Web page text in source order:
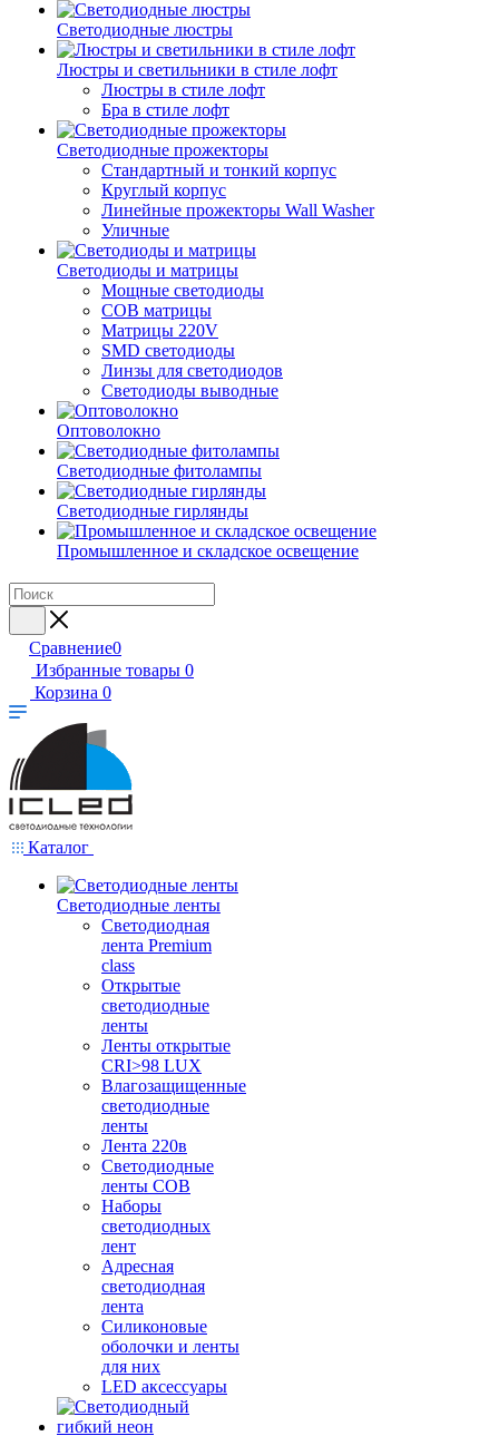
Светодиодные люстры
Люстры и светильники в стиле лофт
Люстры в стиле лофт
Бра в стиле лофт
Светодиодные прожекторы
Стандартный и тонкий корпус
Круглый корпус
Линейные прожекторы Wall Washer
Уличные
Светодиоды и матрицы
Мощные светодиоды
COB матрицы
Матрицы 220V
SMD светодиоды
Линзы для светодиодов
Светодиоды выводные
Оптоволокно
Светодиодные фитолампы
Светодиодные гирлянды
Промышленное и складское освещение
Сравнение0
Избранные товары 0
Корзина 0
Каталог
Светодиодные ленты
Светодиодная
лента Premium
class
Открытые
светодиодные
ленты
Ленты открытые
CRI>98 LUX
Влагозащищенные
светодиодные
ленты
Лента 220в
Светодиодные
ленты COB
Наборы
светодиодных
лент
Адресная
светодиодная
лента
Силиконовые
оболочки и ленты
для них
LED аксессуары